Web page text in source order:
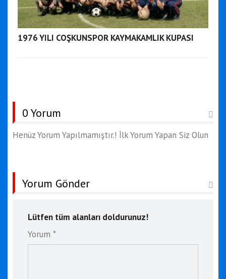
1976 YILI COŞKUNSPOR KAYMAKAMLIK KUPASI
0 Yorum
Henüz Yorum Yapılmamıştır.! İlk Yorum Yapan Siz Olun
Yorum Gönder
Lütfen tüm alanları doldurunuz!
Yorum *